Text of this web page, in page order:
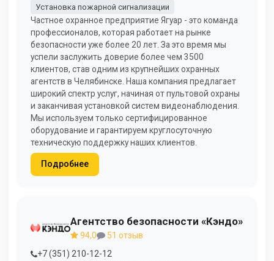
Установка пожарной сигнализации
Частное охранное предприятие Ягуар - это команда
профессионалов, которая работает на рынке
безопасности уже более 20 лет. За это время мы
успели заслужить доверие более чем 3500
клиентов, став одним из крупнейших охранных
агентств в Челябинске. Наша компания предлагает
широкий спектр услуг, начиная от пультовой охраны
и заканчивая установкой систем видеонаблюдения.
Мы используем только сертифицированное
оборудование и гарантируем круглосуточную
техническую поддержку наших клиентов.
Подробнее
Агентство безопасности «Кэндо»
94,0
51 отзыв
+7 (351) 210-12-12